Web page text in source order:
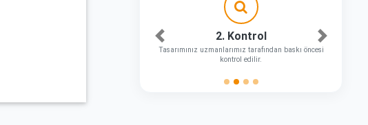
2. Kontrol
Tasarımınız uzmanlarımız tarafından baskı öncesi
kontrol edilir.
Önceki Sonraki